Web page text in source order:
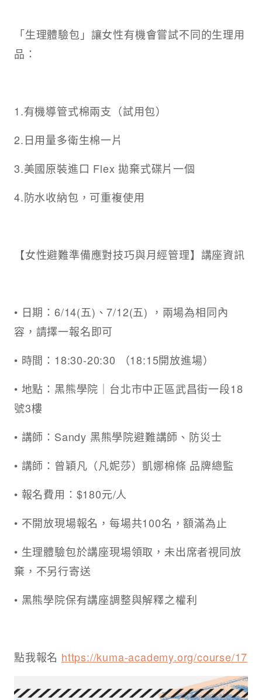
「生理體驗包」讓女性有機會嘗試不同的生理用
品：
1.有機導管式棉兩支（試用包）
2.日用量多衛生棉一片
3.美國原裝進口 Flex 拋棄式碟片一個
4.防水收納包，可重複使用
【女性避難準備應對技巧與月經管理】講座資訊
• 日期：6/14(五)、7/12(五) ，兩場為相同內
容，請擇一報名即可
• 時間：18:30-20:30 （18:15開放進場）
• 地點：黑熊學院｜台北市中正區武昌街一段18
號3樓
• 講師：Sandy 黑熊學院避難講師、防災士
• 講師：曾穎凡（凡妮莎）凱娜棉條 品牌總監
• 報名費用：$180元/人
• 不開放現場報名，每場共100名，額滿為止
• 生理體驗包於講座現場領取，未出席者視同放
棄，不另行寄送
• 黑熊學院保有講座調整與解釋之權利
點我報名 https://kuma-academy.org/course/17